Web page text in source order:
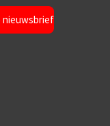
nieuwsbrief